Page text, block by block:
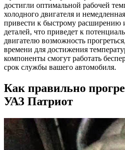
достигли оптимальной рабочей
холодного двигателя и
привести к быстрому расширению
деталей, что приведет к
двигателю возможность
времени для достижения
компоненты смогут работать
срок службы вашего автомобиля.
Как правильно
УАЗ Патриот